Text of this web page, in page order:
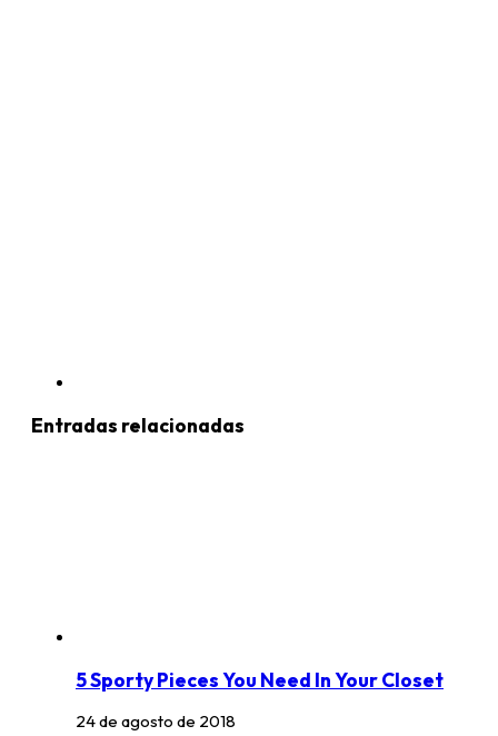
Entradas relacionadas
5 Sporty Pieces You Need In Your Closet
24 de agosto de 2018